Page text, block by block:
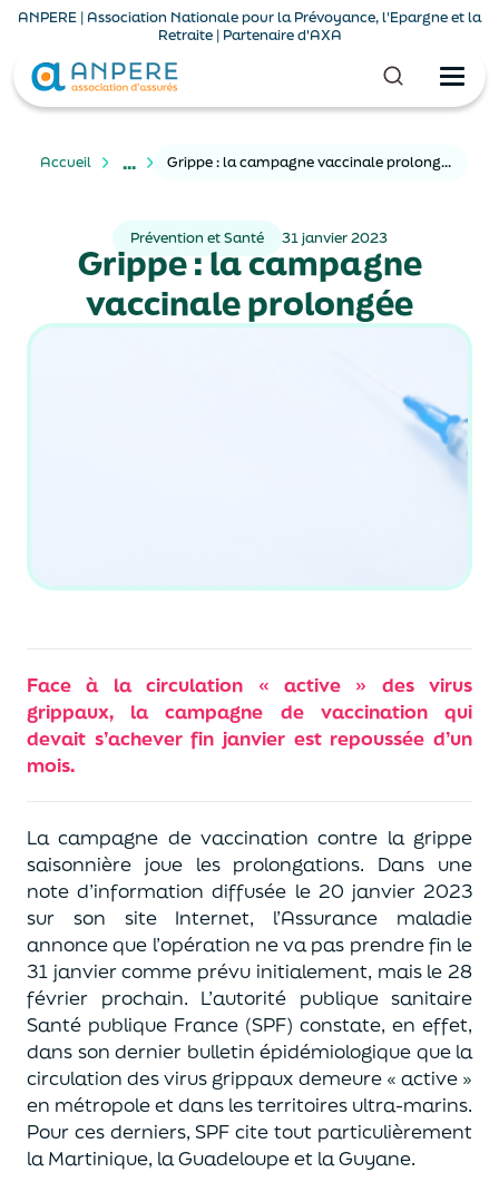
ANPERE | Association Nationale pour la Prévoyance, l'Epargne et la
Retraite | Partenaire d'AXA
Accueil ... Grippe : la campagne vaccinale prolongée
Prévention et Santé 31 janvier 2023
Grippe : la campagne
vaccinale prolongée
Face à la circulation « active » des virus
grippaux, la campagne de vaccination qui
devait s’achever fin janvier est repoussée d’un
mois.
La campagne de vaccination contre la grippe
saisonnière joue les prolongations. Dans une
note d’information diffusée le 20 janvier 2023
sur son site Internet, l’Assurance maladie
annonce que l’opération ne va pas prendre fin le
31 janvier comme prévu initialement, mais le 28
février prochain. L’autorité publique sanitaire
Santé publique France (SPF) constate, en effet,
dans son dernier bulletin épidémiologique que la
circulation des virus grippaux demeure « active »
en métropole et dans les territoires ultra-marins.
Pour ces derniers, SPF cite tout particulièrement
la Martinique, la Guadeloupe et la Guyane.